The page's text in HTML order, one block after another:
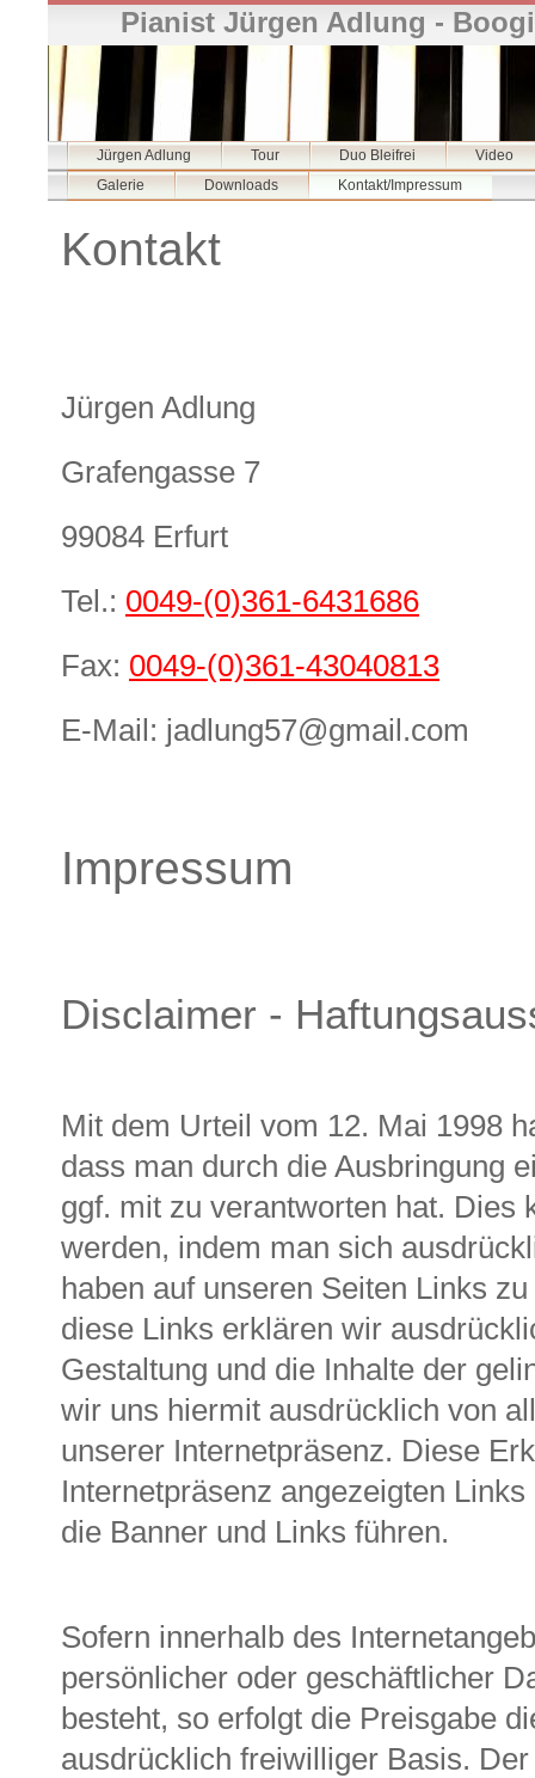
Pianist Jürgen Adlung -
Jürgen Adlung Tour Duo Bleifrei
Video
Galerie
Downloads Kontakt/Impressum
Kontakt
Jürgen Adlung
Grafengasse 7
99084 Erfurt
Tel.: 0049-(0)361-6431686
Fax: 0049-(0)361-43040813
E-Mail: jadlung57@gmail.com
Impressum
Disclaimer -
Mit dem Urteil vom 12. Mai 1998
dass man durch die Ausbringung
ggf. mit zu verantworten hat. Dies
werden, indem man sich
haben auf unseren Seiten Links
diese Links erklären wir
Gestaltung und die Inhalte der
wir uns hiermit ausdrücklich von
unserer Internetpräsenz. Diese
Internetpräsenz angezeigten
die Banner und Links führen.
Sofern innerhalb des
persönlicher oder geschäftlicher
besteht, so erfolgt die Preisgabe
ausdrücklich freiwilliger Basis.